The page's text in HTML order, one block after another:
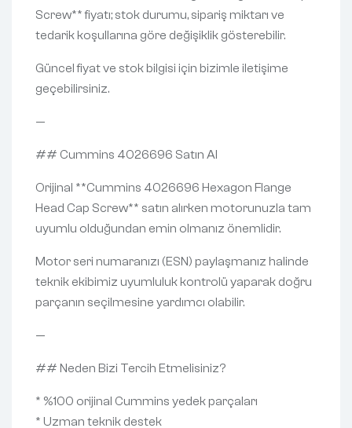
Screw** fiyatı; stok durumu, sipariş miktarı ve
tedarik koşullarına göre değişiklik gösterebilir.
Güncel fiyat ve stok bilgisi için bizimle iletişime
geçebilirsiniz.
—
## Cummins 4026696 Satın Al
Orijinal **Cummins 4026696 Hexagon Flange
Head Cap Screw** satın alırken motorunuzla tam
uyumlu olduğundan emin olmanız önemlidir.
Motor seri numaranızı (ESN) paylaşmanız halinde
teknik ekibimiz uyumluluk kontrolü yaparak doğru
parçanın seçilmesine yardımcı olabilir.
—
## Neden Bizi Tercih Etmelisiniz?
* %100 orijinal Cummins yedek parçaları
* Uzman teknik destek